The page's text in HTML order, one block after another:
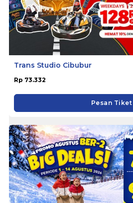
Trans Studio Cibubur
Rp 73.332
Pesan Tiket